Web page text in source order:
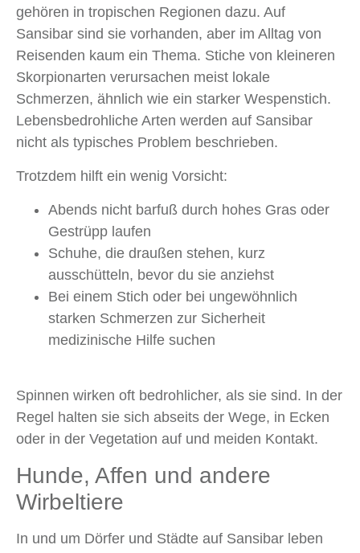
gehören in tropischen Regionen dazu. Auf
Sansibar sind sie vorhanden, aber im Alltag von
Reisenden kaum ein Thema. Stiche von kleineren
Skorpionarten verursachen meist lokale
Schmerzen, ähnlich wie ein starker Wespenstich.
Lebensbedrohliche Arten werden auf Sansibar
nicht als typisches Problem beschrieben.
Trotzdem hilft ein wenig Vorsicht:
Abends nicht barfuß durch hohes Gras oder
Gestrüpp laufen
Schuhe, die draußen stehen, kurz
ausschütteln, bevor du sie anziehst
Bei einem Stich oder bei ungewöhnlich
starken Schmerzen zur Sicherheit
medizinische Hilfe suchen
Spinnen wirken oft bedrohlicher, als sie sind. In der
Regel halten sie sich abseits der Wege, in Ecken
oder in der Vegetation auf und meiden Kontakt.
Hunde, Affen und andere
Wirbeltiere
In und um Dörfer und Städte auf Sansibar leben